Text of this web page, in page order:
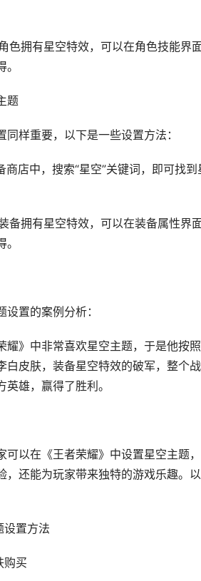
色拥有星空特效，可以在角色技能界
题
同样重要，以下是一些设置方法：
商店中，搜索“星空”关键词，即可找
备拥有星空特效，可以在装备属性界
置的案例分析：
耀》中非常喜欢星空主题，于是他按
白皮肤，装备星空特效的破军，整个
雄，赢得了胜利。
可以在《王者荣耀》中设置星空主题
，还能为玩家带来独特的游戏乐趣。
设置方法
购买